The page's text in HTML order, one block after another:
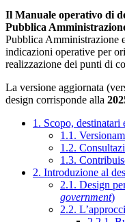
Il Manuale operativo di
Pubblica
Pubblica Amministrazione
indicazioni operative per
realizzazione dei punti di
La versione aggiornata
design corrisponde alla
1. Scopo, destinatari
1.1.
1.2.
1.3.
2. Introduzione al
2.1. Design
government)
2.2.